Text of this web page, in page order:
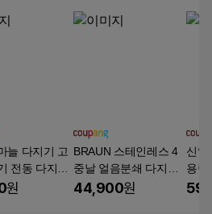
늘 다지기 고
전동 다지기
능 다지기, 2L
원
BRAUN 스테인레스 4
중날 얼음분쇄 다지기
쵸퍼, CH3011BK
44,900원
신일
용량
-